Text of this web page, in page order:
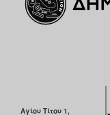
Αγίου Τίτου 1,